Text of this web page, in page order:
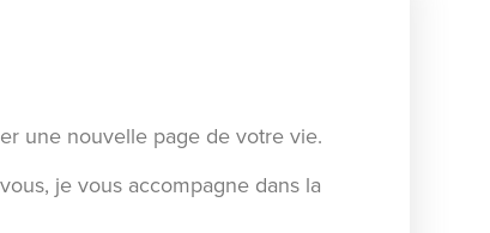
une nouvelle page de votre vie.
je vous accompagne dans la